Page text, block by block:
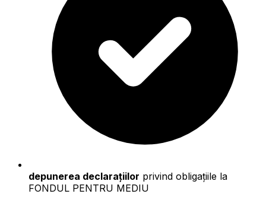
depunerea declarațiilor privind obligațiile la
FONDUL PENTRU MEDIU